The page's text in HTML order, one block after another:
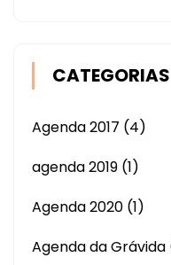
CATEGORIAS
Agenda 2017 (4)
agenda 2019 (1)
Agenda 2020 (1)
Agenda da Grávida